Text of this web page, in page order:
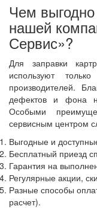
Чем выгодно
нашей
Сервис»?
Для заправки
используют
производителей.
дефектов и фона
Особыми
сервисным центром
Выгодные и
Бесплатный приезд
Гарантия на
Регулярные акции,
Разные способы
расчет).